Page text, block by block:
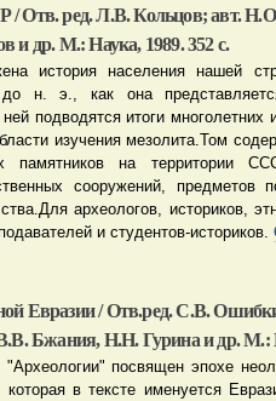
Отв. ред. Л.В. Кольцов; авт.
и др. М.: Наука, 1989. 352 с.
история населения нашей
до н. э., как она
подводятся итоги многолетних
изучения мезолита.Том
памятников на территории
сооружений, предметов
археологов, историков,
и студентов-историков.
Евразии / Отв.ред. С.В.
Бжания, Н.Н. Гурина и др. М.:
посвящен эпохе
в тексте именуется